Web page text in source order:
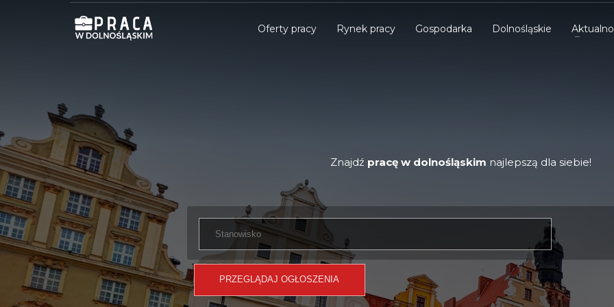
Oferty pracy Rynek pracy Gospodarka Dolnośląskie
Znajdź pracę w dolnośląskim najlepszą dla siebie!